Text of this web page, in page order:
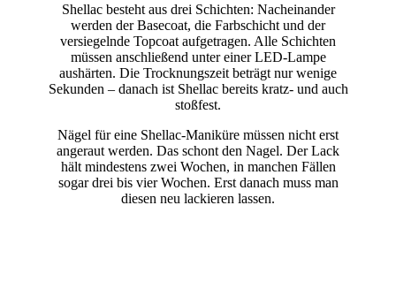
Shellac besteht aus drei Schichten: Nacheinander
werden der Basecoat, die Farbschicht und der
versiegelnde Topcoat aufgetragen. Alle Schichten
müssen anschließend unter einer LED-Lampe
aushärten. Die Trocknungszeit beträgt nur wenige
Sekunden – danach ist Shellac bereits kratz- und auch
stoßfest.
Nägel für eine Shellac-Maniküre müssen nicht erst
angeraut werden. Das schont den Nagel. Der Lack
hält mindestens zwei Wochen, in manchen Fällen
sogar drei bis vier Wochen. Erst danach muss man
diesen neu lackieren lassen.